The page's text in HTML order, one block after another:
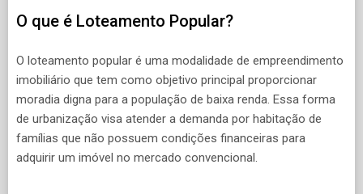
O que é Loteamento Popular?
O loteamento popular é uma modalidade de empreendimento
imobiliário que tem como objetivo principal proporcionar
moradia digna para a população de baixa renda. Essa forma
de urbanização visa atender a demanda por habitação de
famílias que não possuem condições financeiras para
adquirir um imóvel no mercado convencional.